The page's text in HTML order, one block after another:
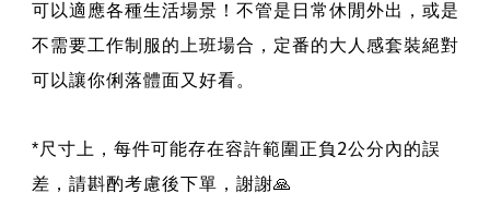
可以適應各種生活場景！不管是日常休閒外出，或是
不需要工作制服的上班場合，定番的大人感套裝絕對
可以讓你俐落體面又好看。
*尺寸上， 每件可能存在容許範圍正負 2公分內的誤
差，請斟酌考慮後下單，謝謝🙏